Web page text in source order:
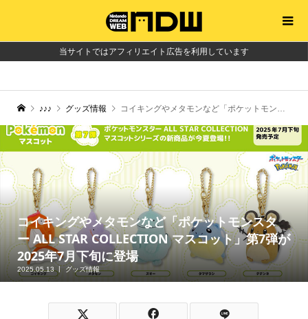
当サイトではアフィリエイト広告を利用しています
♪♪♪ グッズ情報 コイキングやメタモンなど「ポケットモンスター ALL STAR COLLECTION マスコット」第7弾が2025年7月下旬に登場
コイキングやメタモンなど「ポケットモンスタ
ー ALL STAR COLLECTION マスコット」第7弾が
2025年7月下旬に登場
2025.05.13 グッズ情報